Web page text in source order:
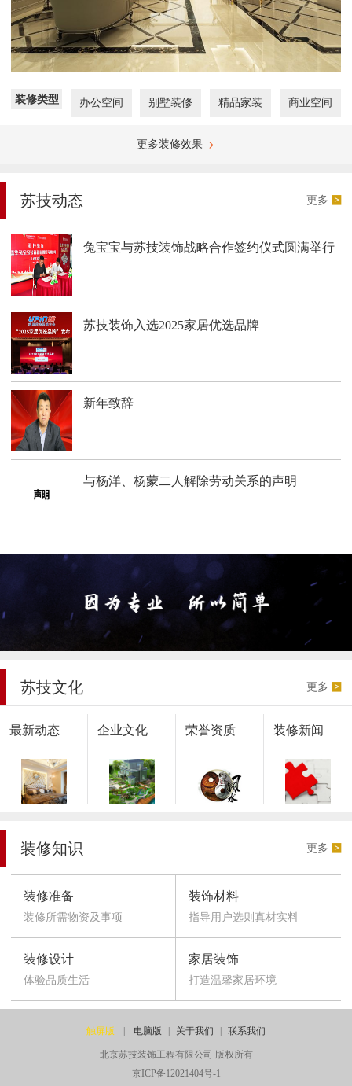
装修类型 办公空间 别墅装修 精品家装 商业空间
更多装修效果
苏技动态 更多
兔宝宝与苏技装饰战略合作签约仪式圆满举行
苏技装饰入选2025家居优选品牌
新年致辞
与杨洋、杨蒙二人解除劳动关系的声明
苏技文化 更多
最新动态 企业文化 荣誉资质 装修新闻
装修知识 更多
装修准备
装修所需物资及事项
装饰材料
指导用户选则真材实料
装修设计
体验品质生活
家居装饰
打造温馨家居环境
触屏版 电脑版 关于我们 联系我们
北京苏技装饰工程有限公司 版权所有
京ICP备12021404号-1